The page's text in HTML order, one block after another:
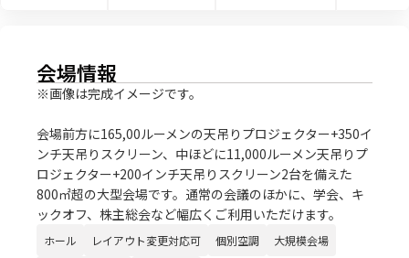
会場情報
※画像は完成イメージです。
会場前方に165,00ルーメンの天吊りプロジェクター+350イ
ンチ天吊りスクリーン、中ほどに11,000ルーメン天吊りプ
ロジェクター+200インチ天吊りスクリーン2台を備えた
800㎡超の大型会場です。通常の会議のほかに、学会、キ
ックオフ、株主総会など幅広くご利用いただけます。
ホール レイアウト変更対応可 個別空調 大規模会場